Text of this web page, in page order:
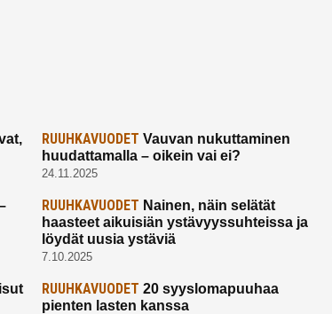
RUUHKAVUODET Vauvan nukuttaminen
huudattamalla – oikein vai ei?
24.11.2025
RUUHKAVUODET Nainen, näin selätät
haasteet aikuisiän ystävyyssuhteissa ja
löydät uusia ystäviä
7.10.2025
RUUHKAVUODET 20 syyslomapuuhaa
pienten lasten kanssa